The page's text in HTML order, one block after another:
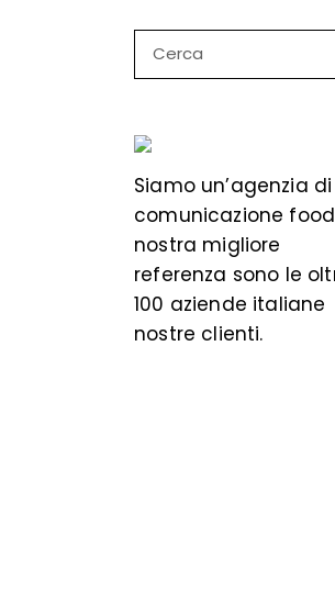
Siamo un’agenzia di
comunicazione food
nostra migliore
referenza sono le
100 aziende italiane
nostre clienti.